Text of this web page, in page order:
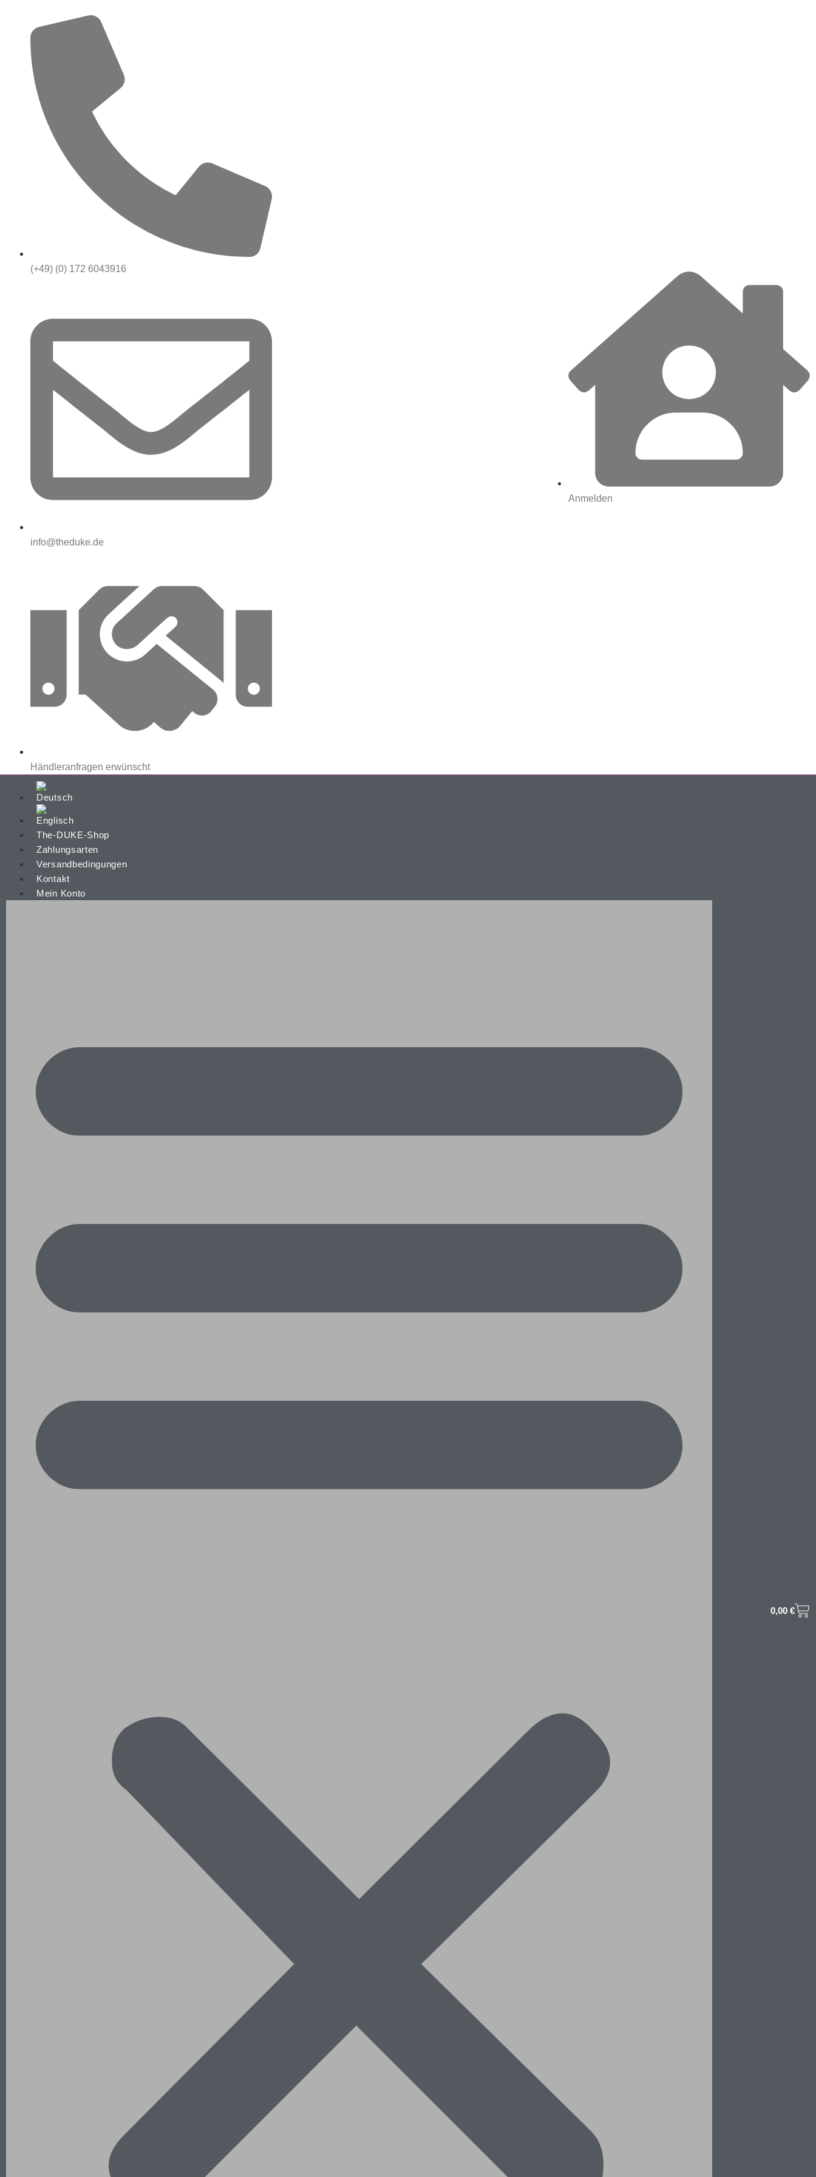
(+49) (0) 172 6043916
info@theduke.de
Händleranfragen erwünscht
Anmelden
The-DUKE-Shop
Zahlungsarten
Versandbedingungen
Kontakt
Mein Konto
0,00 €